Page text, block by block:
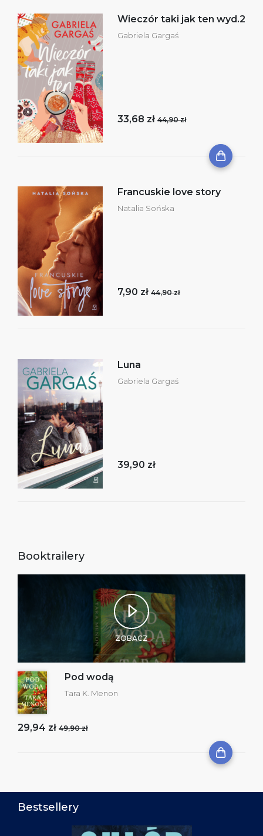
Wieczór taki jak ten wyd.2
Gabriela Gargaś
33,68 zł 44,90 zł
Francuskie love story
Natalia Sońska
7,90 zł 44,90 zł
Luna
Gabriela Gargaś
39,90 zł
Booktrailery
ZOBACZ
Pod wodą
Tara K. Menon
29,94 zł 49,90 zł
Bestsellery